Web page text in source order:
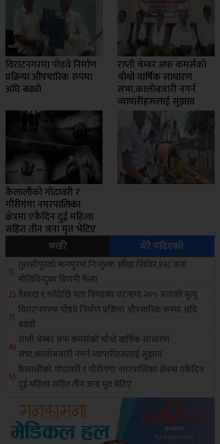
विराटनगरमा पोडवे निर्माण
प्रक्रिया औपचारिक रुपमा
अघि बढ्यो
राप्ती चेम्बर अफ कमर्सको
चाैथो वार्षिक साधारण
सभा,कालोबजारी नगर्न
व्यापारीहरुलाई सुझाव
कैलालीको गोदावरी र
गौरीगंगा नगरपालिका
क्षेत्रमा एकैदिन दुई महिला
सहित तीन जना मृत भेटिए
भर्खरै
धेरै पढिएको
तुलसीपुरको मानपुरमा निःशुल्क आँखा शिविर,१२८ जना
मोतिविन्दुका बिरामी फेला
वैशाख १ गतेदेखि यता विपदका घटनामा २०५ जनाको मृत्यु
विराटनगरमा पोडवे निर्माण प्रक्रिया औपचारिक रुपमा अघि
बढ्यो
राप्ती चेम्बर अफ कमर्सको चाैथो वार्षिक साधारण
सभा,कालोबजारी नगर्न व्यापारीहरुलाई सुझाव
कैलालीको गोदावरी र गौरीगंगा नगरपालिका क्षेत्रमा एकैदिन
दुई महिला सहित तीन जना मृत भेटिए